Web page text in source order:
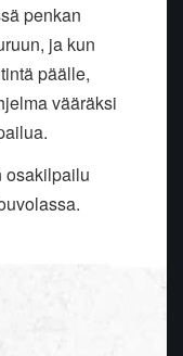
penkan
ja kun
päälle,
vääräksi
osakilpailu